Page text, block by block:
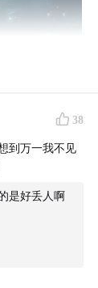
说，“这不是
重审一审宣
一生，如
38
到万一我不见
是好丢人啊